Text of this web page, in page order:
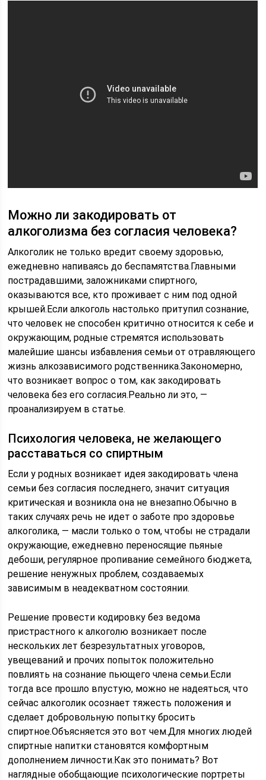
Можно ли закодировать от
алкоголизма без согласия человека?
Алкоголик не только вредит своему здоровью,
ежедневно напиваясь до беспамятства.Главными
пострадавшими, заложниками спиртного,
оказываются все, кто проживает с ним под одной
крышей.Если алкоголь настолько притупил сознание,
что человек не способен критично относится к себе и
окружающим, родные стремятся использовать
малейшие шансы избавления семьи от отравляющего
жизнь алкозависимого родственника.Закономерно,
что возникает вопрос о том, как закодировать
человека без его согласия.Реально ли это, —
проанализируем в статье.
Психология человека, не желающего
расставаться со спиртным
Если у родных возникает идея закодировать члена
семьи без согласия последнего, значит ситуация
критическая и возникла она не внезапно.Обычно в
таких случаях речь не идет о заботе про здоровье
алкоголика, — масли только о том, чтобы не страдали
окружающие, ежедневно переносящие пьяные
дебоши, регулярное пропивание семейного бюджета,
решение ненужных проблем, создаваемых
зависимым в неадекватном состоянии.
Решение провести кодировку без ведома
пристрастного к алкоголю возникает после
нескольких лет безрезультатных уговоров,
увещеваний и прочих попыток положительно
повлиять на сознание пьющего члена семьи.Если
тогда все прошло впустую, можно не надеяться, что
сейчас алкоголик осознает тяжесть положения и
сделает добровольную попытку бросить
спиртное.Объясняется это вот чем.Для многих людей
спиртные напитки становятся комфортным
дополнением личности.Как это понимать? Вот
наглядные обобщающие психологические портреты